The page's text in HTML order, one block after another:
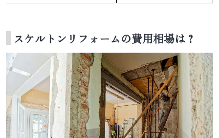
スケルトンリフォームの費用相場は？